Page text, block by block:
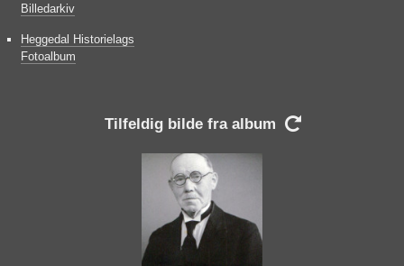
Billedarkiv
Heggedal Historielags
Fotoalbum
Tilfeldig bilde fra album 